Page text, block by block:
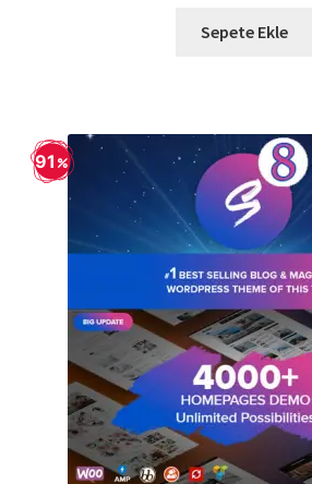
1.390,90 ₺.
Sepete Ekle
91